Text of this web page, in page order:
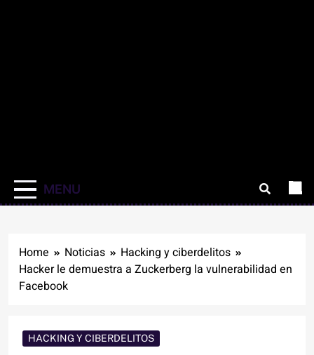
MENU
Home Noticias
Hacking y ciberdelitos
Hacker le demuestra a Zuckerberg la vulnerabilidad en
Facebook
HACKING Y CIBERDELITOS